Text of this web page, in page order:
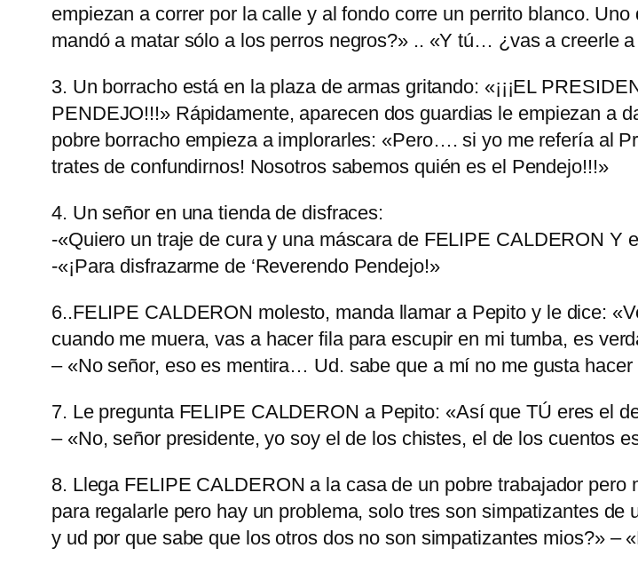
empiezan a correr por la calle y al fondo corre un perrito blanco.
mandó a matar sólo a los perros negros?» .. «Y tú… ¿vas a creerle
3. Un borracho está en la plaza de armas gritando: «¡¡¡EL
PENDEJO!!!» Rápidamente, aparecen dos guardias le empiezan a
pobre borracho empieza a implorarles: «Pero…. si yo me refería al
trates de confundirnos! Nosotros sabemos quién es el Pendejo!!!»
4. Un señor en una tienda de disfraces:
-«Quiero un traje de cura y una máscara de FELIPE CALDERON Y
-«¡Para disfrazarme de ‘Reverendo Pendejo!»
6..FELIPE CALDERON molesto, manda llamar a Pepito y le dice:
cuando me muera, vas a hacer fila para escupir en mi tumba, es
– «No señor, eso es mentira… Ud. sabe que a mí no me gusta
7. Le pregunta FELIPE CALDERON a Pepito: «Así que TÚ eres el
– «No, señor presidente, yo soy el de los chistes, el de los cuentos
8. Llega FELIPE CALDERON a la casa de un pobre trabajador
para regalarle pero hay un problema, solo tres son simpatizantes
y ud por que sabe que los otros dos no son simpatizantes mios?» –